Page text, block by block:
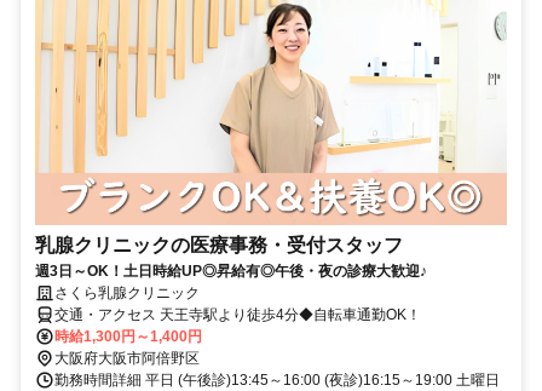
乳腺クリニックの医療事務・受付スタッフ
週3日～OK！土日時給UP◎昇給有◎午後・夜の診療大歓迎♪
さくら乳腺クリニック
交通・アクセス 天王寺駅より徒歩4分◆自転車通勤OK！
時給1,300円～1,400円
大阪府大阪市阿倍野区
勤務時間詳細 平日 (午後診)13:45～16:00 (夜診)16:15～19:00 土曜日